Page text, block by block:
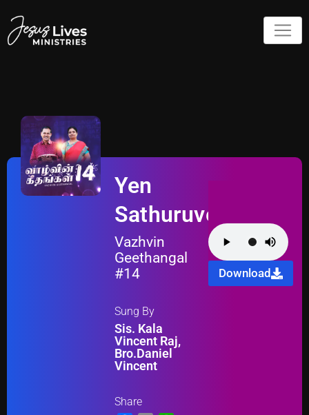
Yen
Sathuruve
Vazhvin
Geethangal
#14
Sung By
Sis. Kala
Vincent Raj,
Bro.Daniel
Vincent
Share
Download